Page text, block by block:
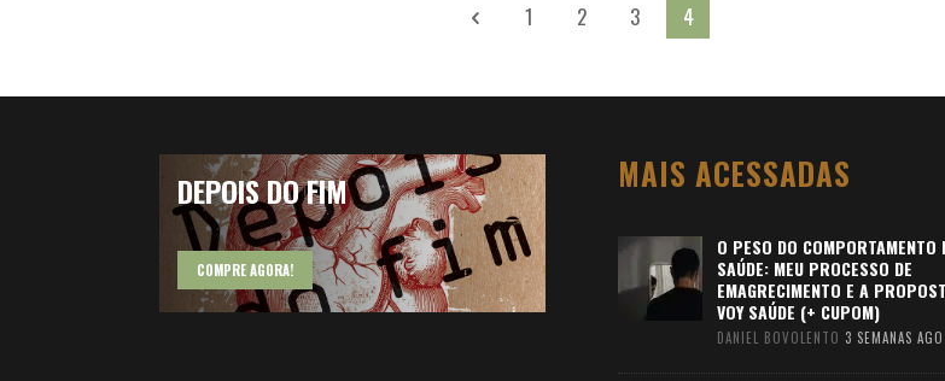
1 2 3 4
DEPOIS DO FIM
COMPRE AGORA!
MAIS ACESSADAS
O PESO DO COMPORTAMENTO
SAÚDE: MEU PROCESSO DE
EMAGRECIMENTO E A
VOY SAÚDE (+ CUPOM)
DANIEL BOVOLENTO 3 SEMANAS AGO